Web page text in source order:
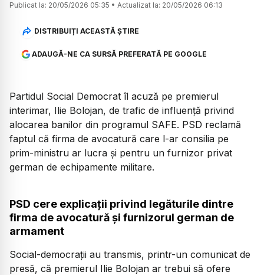
Publicat la: 20/05/2026 05:35 • Actualizat la: 20/05/2026 06:13
DISTRIBUIȚI ACEASTĂ ȘTIRE
ADAUGĂ-NE CA SURSĂ PREFERATĂ PE GOOGLE
Partidul Social Democrat îl acuză pe premierul
interimar, Ilie Bolojan, de trafic de influență privind
alocarea banilor din programul SAFE. PSD reclamă
faptul că firma de avocatură care l-ar consilia pe
prim-ministru ar lucra și pentru un furnizor privat
german de echipamente militare.
PSD cere explicații privind legăturile dintre
firma de avocatură și furnizorul german de
armament
Social-democrații au transmis, printr-un comunicat de
presă, că premierul Ilie Bolojan ar trebui să ofere